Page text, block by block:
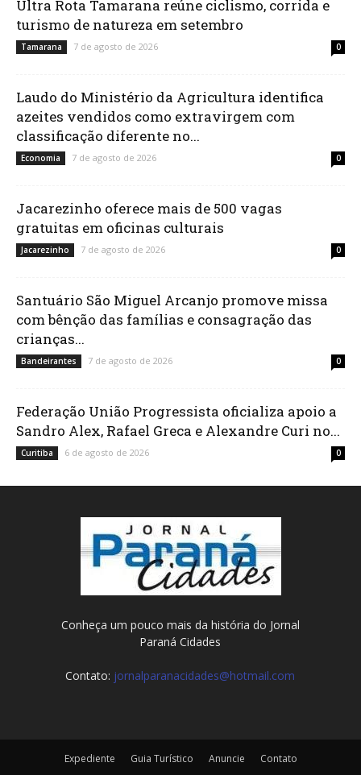
Ultra Rota Tamarana reúne ciclismo, corrida e
turismo de natureza em setembro
Tamarana 7 de agosto de 2026 0
Laudo do Ministério da Agricultura identifica
azeites vendidos como extravirgem com
classificação diferente no...
Economia 7 de agosto de 2026 0
Jacarezinho oferece mais de 500 vagas
gratuitas em oficinas culturais
Jacarezinho 7 de agosto de 2026 0
Santuário São Miguel Arcanjo promove missa
com bênção das famílias e consagração das
crianças...
Bandeirantes 7 de agosto de 2026 0
Federação União Progressista oficializa apoio a
Sandro Alex, Rafael Greca e Alexandre Curi no...
Curitiba 6 de agosto de 2026 0
Conheça um pouco mais da história do Jornal
Paraná Cidades
Contato: jornalparanacidades@hotmail.com
Expediente Guia Turístico Anuncie Contato